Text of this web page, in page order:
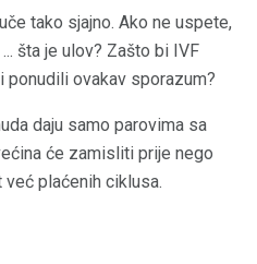
tako sjajno. Ako ne uspete,
šta je ulov? Zašto bi IVF
ovakav sporazum?
daju samo parovima sa
će zamisliti prije nego
plaćenih ciklusa.